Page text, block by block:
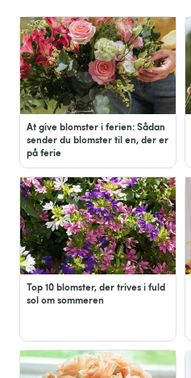
At give blomster i ferien: Sådan
sender du blomster til en, der er
på ferie
Top 10 blomster, der trives i fuld
sol om sommeren